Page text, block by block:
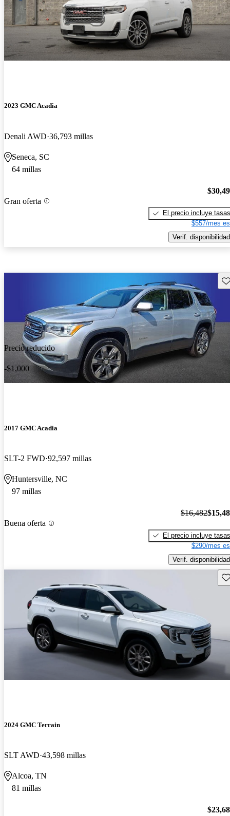
2023 GMC Acadia
Denali AWD 36,793 millas
Seneca, SC
64 millas
Gran oferta
El precio incluye tasas
$557/mes
Verif. disponibilidad
Precio reducido
-$1,000
2017 GMC Acadia
SLT-2 FWD 92,597 millas
Huntersville, NC
97 millas
Buena oferta
$16,482
El precio incluye tasas
$290/mes
Verif. disponibilidad
2024 GMC Terrain
SLT AWD 43,598 millas
Alcoa, TN
81 millas